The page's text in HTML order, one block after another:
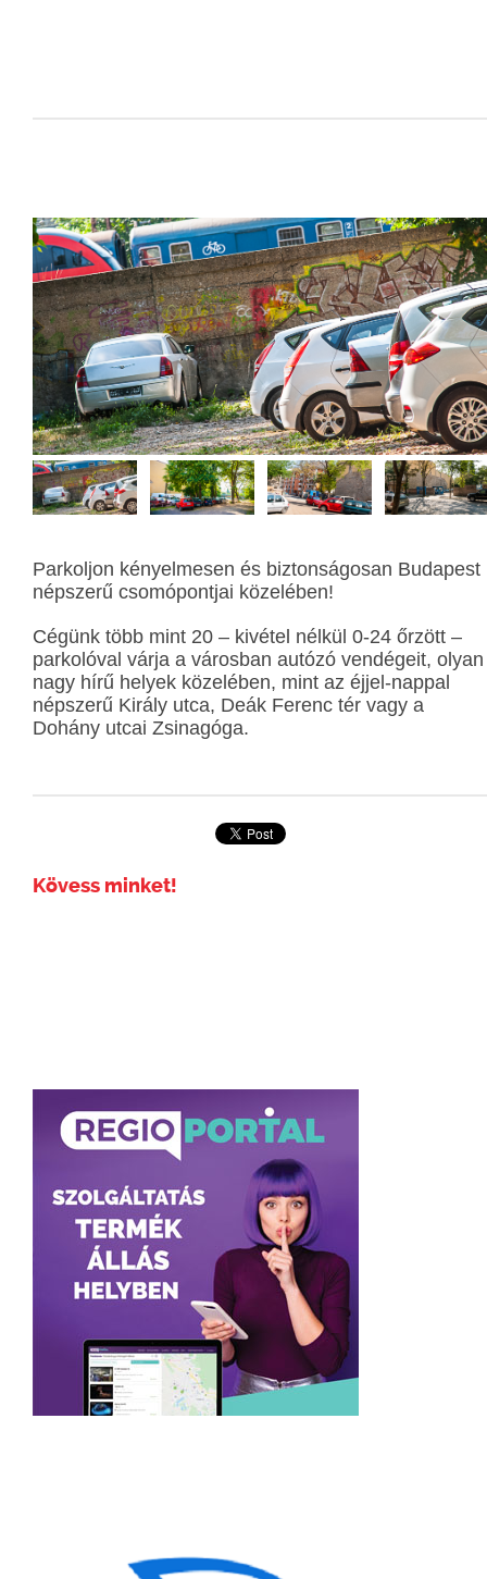
Parkoljon kényelmesen és biztonságosan Budapest
népszerű csomópontjai közelében!
Cégünk több mint 20 – kivétel nélkül 0-24 őrzött –
parkolóval várja a városban autózó vendégeit, olyan
nagy hírű helyek közelében, mint az éjjel-nappal
népszerű Király utca, Deák Ferenc tér vagy a
Dohány utcai Zsinagóga.
Kövess minket!